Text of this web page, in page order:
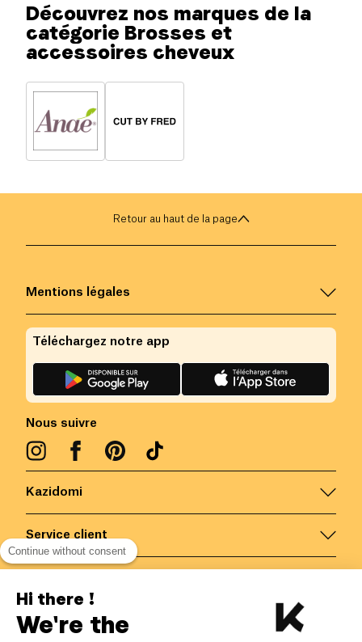
Découvrez nos marques de la
catégorie Brosses et
accessoires cheveux
Retour au haut de la page
Kazidomi
Service client
Mentions légales
Nous suivre
Téléchargez notre app
Belgique/FR
Continue without consent
Hi there !
We're the